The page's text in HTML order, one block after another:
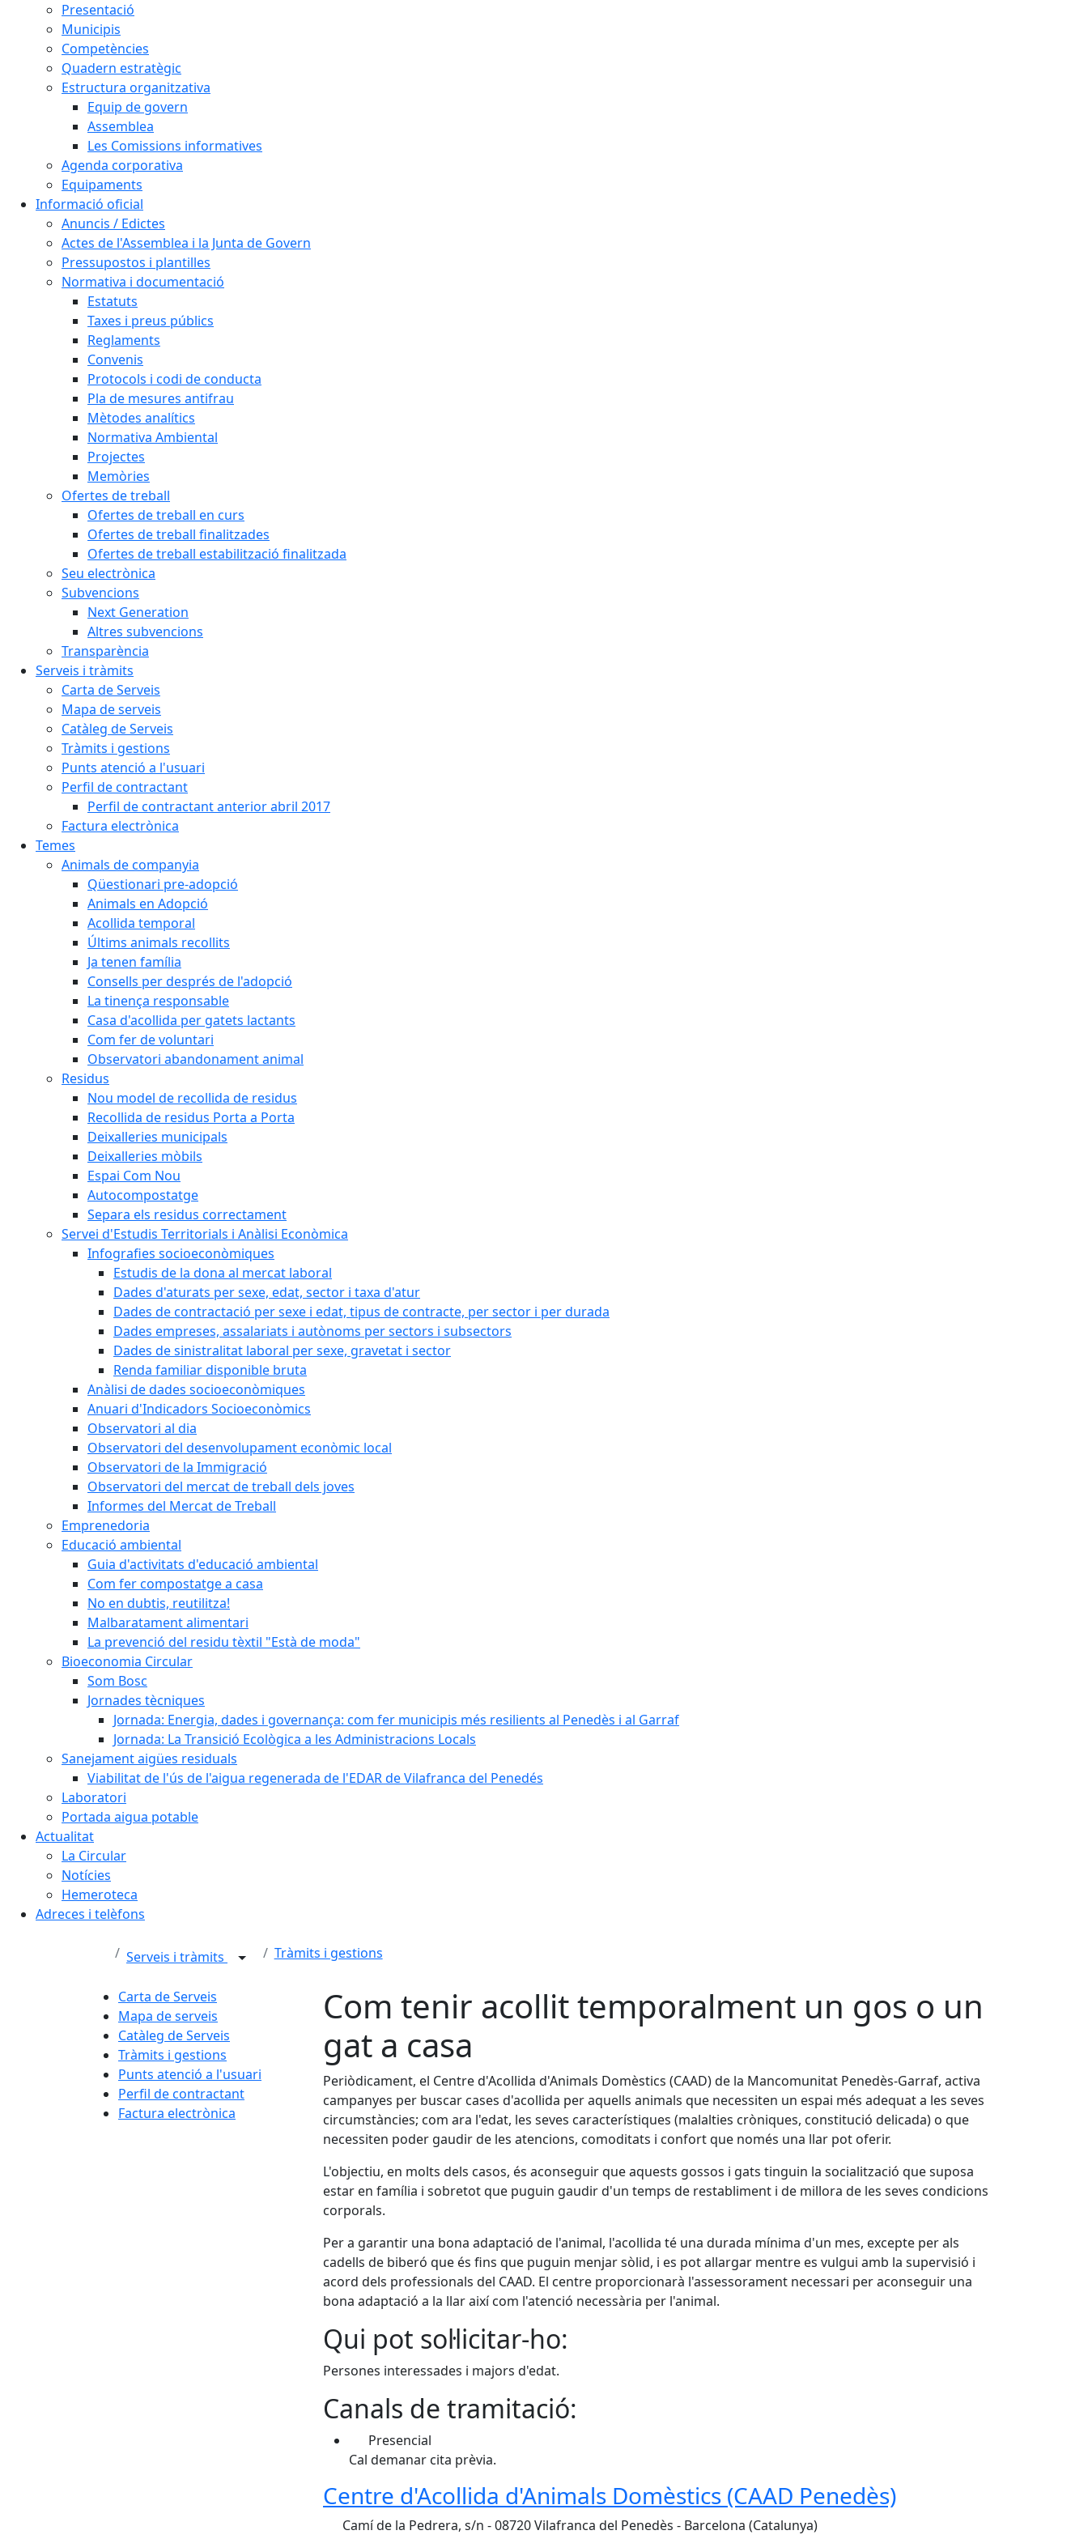
Presentació
Municipis
Competències
Quadern estratègic
Estructura organitzativa
Equip de govern
Assemblea
Les Comissions informatives
Agenda corporativa
Equipaments
Informació oficial
Anuncis / Edictes
Actes de l'Assemblea i la Junta de Govern
Pressupostos i plantilles
Normativa i documentació
Estatuts
Taxes i preus públics
Reglaments
Convenis
Protocols i codi de conducta
Pla de mesures antifrau
Mètodes analítics
Normativa Ambiental
Projectes
Memòries
Ofertes de treball
Ofertes de treball en curs
Ofertes de treball finalitzades
Ofertes de treball estabilització finalitzada
Seu electrònica
Subvencions
Next Generation
Altres subvencions
Transparència
Serveis i tràmits
Carta de Serveis
Mapa de serveis
Catàleg de Serveis
Tràmits i gestions
Punts atenció a l'usuari
Perfil de contractant
Perfil de contractant anterior abril 2017
Factura electrònica
Temes
Animals de companyia
Qüestionari pre-adopció
Animals en Adopció
Acollida temporal
Últims animals recollits
Ja tenen família
Consells per després de l'adopció
La tinença responsable
Casa d'acollida per gatets lactants
Com fer de voluntari
Observatori abandonament animal
Residus
Nou model de recollida de residus
Recollida de residus Porta a Porta
Deixalleries municipals
Deixalleries mòbils
Espai Com Nou
Autocompostatge
Separa els residus correctament
Servei d'Estudis Territorials i Anàlisi Econòmica
Infografies socioeconòmiques
Estudis de la dona al mercat laboral
Dades d'aturats per sexe, edat, sector i taxa d'atur
Dades de contractació per sexe i edat, tipus de contracte, per sector i per durada
Dades empreses, assalariats i autònoms per sectors i subsectors
Dades de sinistralitat laboral per sexe, gravetat i sector
Renda familiar disponible bruta
Anàlisi de dades socioeconòmiques
Anuari d'Indicadors Socioeconòmics
Observatori al dia
Observatori del desenvolupament econòmic local
Observatori de la Immigració
Observatori del mercat de treball dels joves
Informes del Mercat de Treball
Emprenedoria
Educació ambiental
Guia d'activitats d'educació ambiental
Com fer compostatge a casa
No en dubtis, reutilitza!
Malbaratament alimentari
La prevenció del residu tèxtil "Està de moda"
Bioeconomia Circular
Som Bosc
Jornades tècniques
Jornada: Energia, dades i governança: com fer municipis més resilients al Penedès i al Garraf
Jornada: La Transició Ecològica a les Administracions Locals
Sanejament aigües residuals
Viabilitat de l'ús de l'aigua regenerada de l'EDAR de Vilafranca del Penedés
Laboratori
Portada aigua potable
Actualitat
La Circular
Notícies
Hemeroteca
Adreces i telèfons
Serveis i tràmits Tràmits i gestions
Carta de Serveis
Mapa de serveis
Catàleg de Serveis
Tràmits i gestions
Punts atenció a l'usuari
Perfil de contractant
Factura electrònica
Com tenir acollit temporalment un gos o un
gat a casa
Periòdicament, el Centre d'Acollida d'Animals Domèstics (CAAD) de la Mancomunitat Penedès-Garraf, activa
campanyes per buscar cases d'acollida per aquells animals que necessiten un espai més adequat a les seves
circumstàncies; com ara l'edat, les seves característiques (malalties cròniques, constitució delicada) o que
necessiten poder gaudir de les atencions, comoditats i confort que només una llar pot oferir.
L'objectiu, en molts dels casos, és aconseguir que aquests gossos i gats tinguin la socialització que suposa
estar en família i sobretot que puguin gaudir d'un temps de restabliment i de millora de les seves condicions
corporals.
Per a garantir una bona adaptació de l'animal, l'acollida té una durada mínima d'un mes, excepte per als
cadells de biberó que és fins que puguin menjar sòlid, i es pot allargar mentre es vulgui amb la supervisió i
acord dels professionals del CAAD. El centre proporcionarà l'assessorament necessari per aconseguir una
bona adaptació a la llar així com l'atenció necessària per l'animal.
Qui pot sol·licitar-ho:
Persones interessades i majors d'edat.
Canals de tramitació:
Presencial
Cal demanar cita prèvia.
Centre d'Acollida d'Animals Domèstics (CAAD Penedès)
Camí de la Pedrera, s/n - 08720 Vilafranca del Penedès - Barcelona (Catalunya)